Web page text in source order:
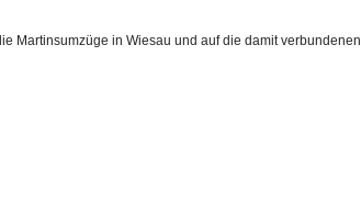
Martinsumzüge in Wiesau und auf die damit verbundenen